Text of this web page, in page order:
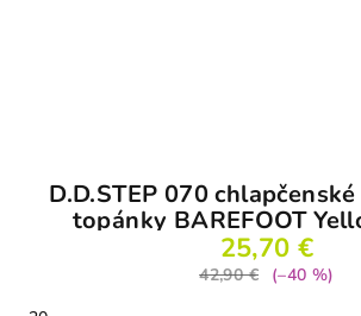
D.D.STEP 070
topánky BAREFOOT
25,70 €
42,90 €
(–40 %)